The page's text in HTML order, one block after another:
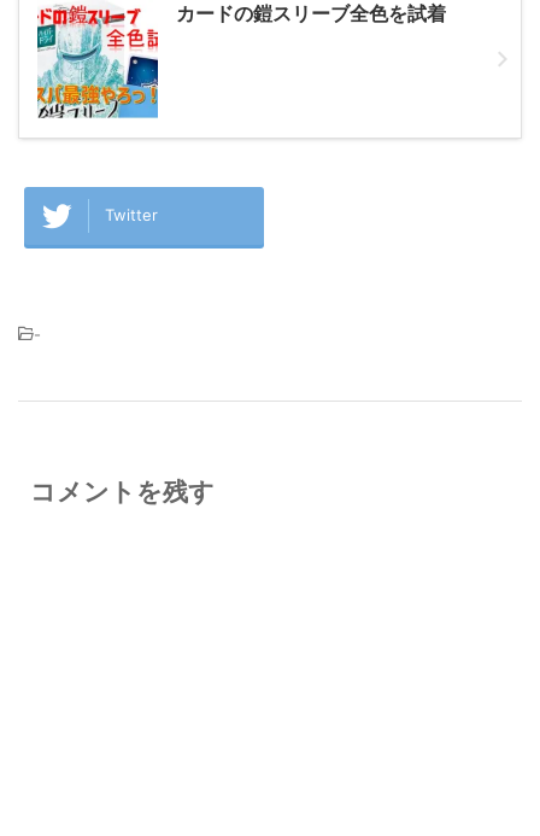
カードの鎧スリーブ全色を試着
Twitter
-
コメントを残す